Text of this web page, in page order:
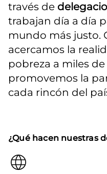
través de
trabajan día a día
mundo más justo.
acercamos la
pobreza a miles
promovemos la
cada rincón del
¿Qué hacen nuestras